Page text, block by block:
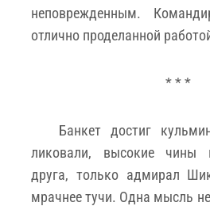
неповрежденным.
отлично проделанной
* * *
Банкет достиг
ликовали, высокие чины
друга, только адмирал
мрачнее тучи. Одна мысль